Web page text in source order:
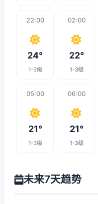
22:00
24°
1-3级
02:00
22°
1-3级
05:00
21°
1-3级
06:00
21°
1-3级
未来7天趋势